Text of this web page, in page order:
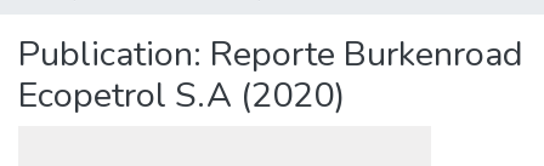
Publication: Reporte Burkenroad
Ecopetrol S.A (2020)